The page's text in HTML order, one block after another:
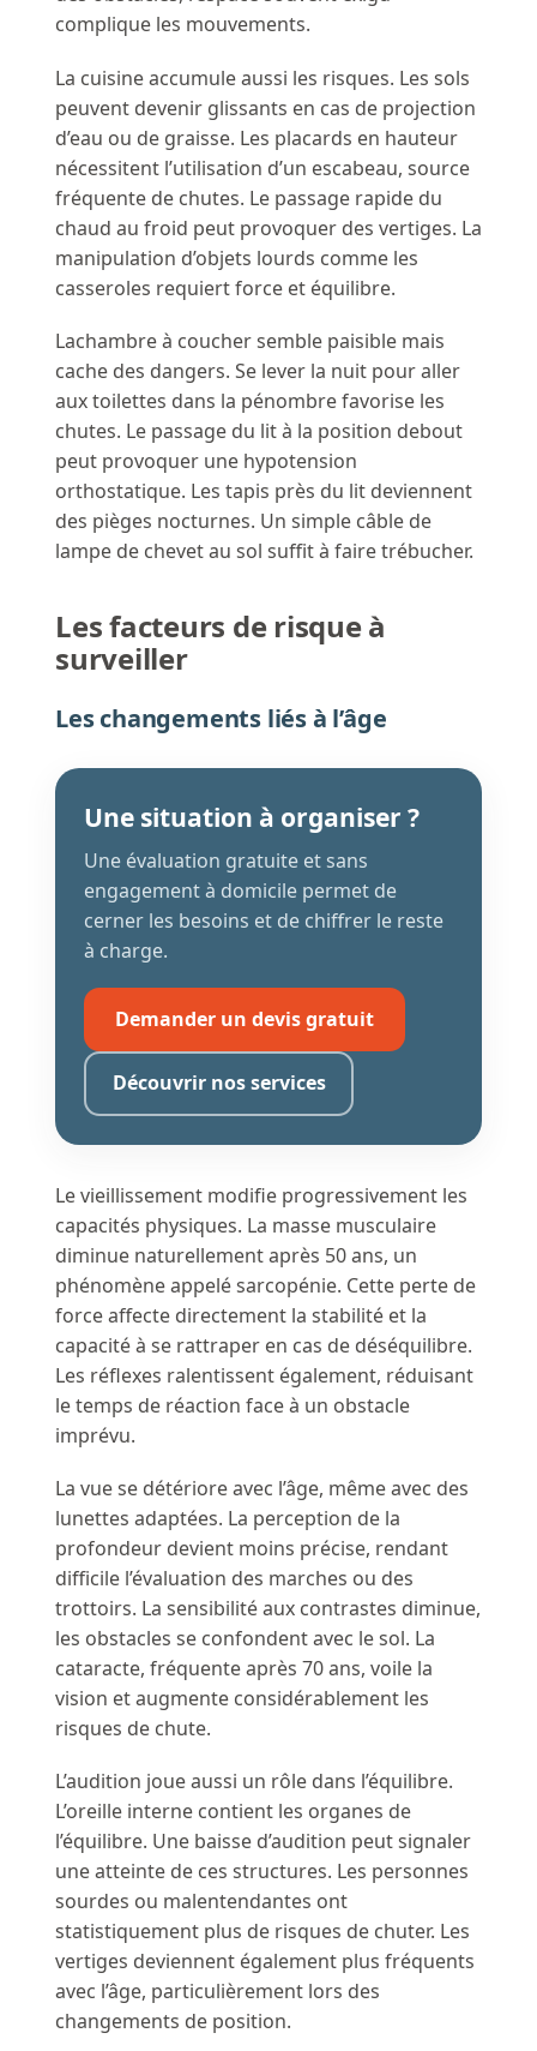
complique les mouvements.
La cuisine accumule aussi les risques. Les sols
peuvent devenir glissants en cas de projection
d’eau ou de graisse. Les placards en hauteur
nécessitent l’utilisation d’un escabeau, source
fréquente de chutes. Le passage rapide du
chaud au froid peut provoquer des vertiges. La
manipulation d’objets lourds comme les
casseroles requiert force et équilibre.
Lachambre à coucher semble paisible mais
cache des dangers. Se lever la nuit pour aller
aux toilettes dans la pénombre favorise les
chutes. Le passage du lit à la position debout
peut provoquer une hypotension
orthostatique. Les tapis près du lit deviennent
des pièges nocturnes. Un simple câble de
lampe de chevet au sol suffit à faire trébucher.
Les facteurs de risque à
surveiller
Les changements liés à l’âge
Une situation à organiser ?
Une évaluation gratuite et sans
engagement à domicile permet de
cerner les besoins et de chiffrer le reste
à charge.
Demander un devis gratuit
Découvrir nos services
Le vieillissement modifie progressivement les
capacités physiques. La masse musculaire
diminue naturellement après 50 ans, un
phénomène appelé sarcopénie. Cette perte de
force affecte directement la stabilité et la
capacité à se rattraper en cas de déséquilibre.
Les réflexes ralentissent également, réduisant
le temps de réaction face à un obstacle
imprévu.
La vue se détériore avec l’âge, même avec des
lunettes adaptées. La perception de la
profondeur devient moins précise, rendant
difficile l’évaluation des marches ou des
trottoirs. La sensibilité aux contrastes diminue,
les obstacles se confondent avec le sol. La
cataracte, fréquente après 70 ans, voile la
vision et augmente considérablement les
risques de chute.
L’audition joue aussi un rôle dans l’équilibre.
L’oreille interne contient les organes de
l’équilibre. Une baisse d’audition peut signaler
une atteinte de ces structures. Les personnes
sourdes ou malentendantes ont
statistiquement plus de risques de chuter. Les
vertiges deviennent également plus fréquents
avec l’âge, particulièrement lors des
changements de position.